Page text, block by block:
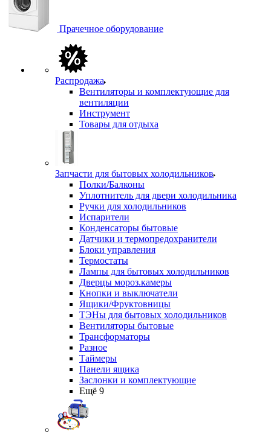
Прачечное оборудование
Распродажа
Вентиляторы и комплектующие для
вентиляции
Инструмент
Товары для отдыха
Запчасти для бытовых холодильников
Полки/Балконы
Уплотнитель для двери холодильника
Ручки для холодильников
Испарители
Конденсаторы бытовые
Датчики и термопредохранители
Блоки управления
Термостаты
Лампы для бытовых холодильников
Дверцы мороз.камеры
Кнопки и выключатели
Ящики/Фруктовницы
ТЭНы для бытовых холодильников
Вентиляторы бытовые
Трансформаторы
Разное
Таймеры
Панели ящика
Заслонки и комплектующие
Ещё 9